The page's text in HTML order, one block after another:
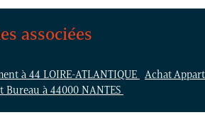
associées
à 44 LOIRE-ATLANTIQUE
Achat
Bureau à 44000 NANTES